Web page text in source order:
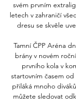
svém prvním
letech v zahraničí
dresu se skvěle
Tamní ČPP Aréna
brány v novém
prvního kola v
startovním časem
přiláká mnoho
můžete sledovat